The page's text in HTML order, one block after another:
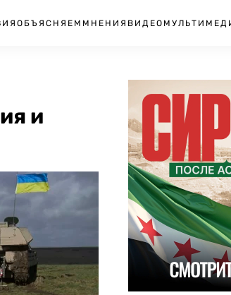
ОБЪЯСНЯЕМ МНЕНИЯ ВИДЕО
и